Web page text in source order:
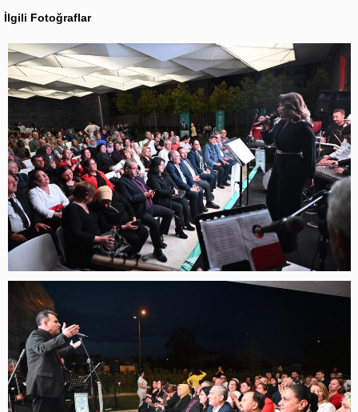
İlgili Fotoğraflar